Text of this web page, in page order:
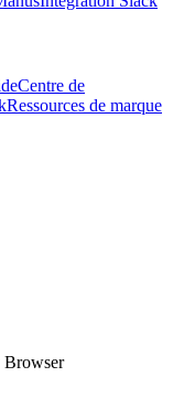
Centre de
Ressources de marque